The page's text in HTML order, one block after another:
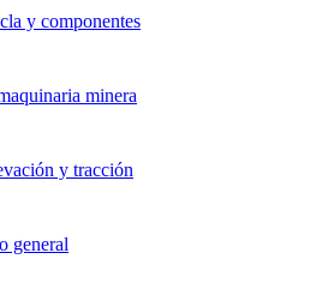
y componentes
minera
y tracción
general